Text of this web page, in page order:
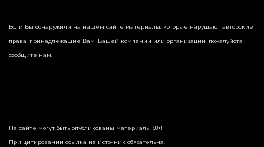
Если Вы обнаружили на нашем сайте материалы, которые нарушают авторские
права, принадлежащие Вам, Вашей компании или организации, пожалуйста,
сообщите нам.
На сайте могут быть опубликованы материалы 18+!
При цитировании ссылка на источник обязательна.